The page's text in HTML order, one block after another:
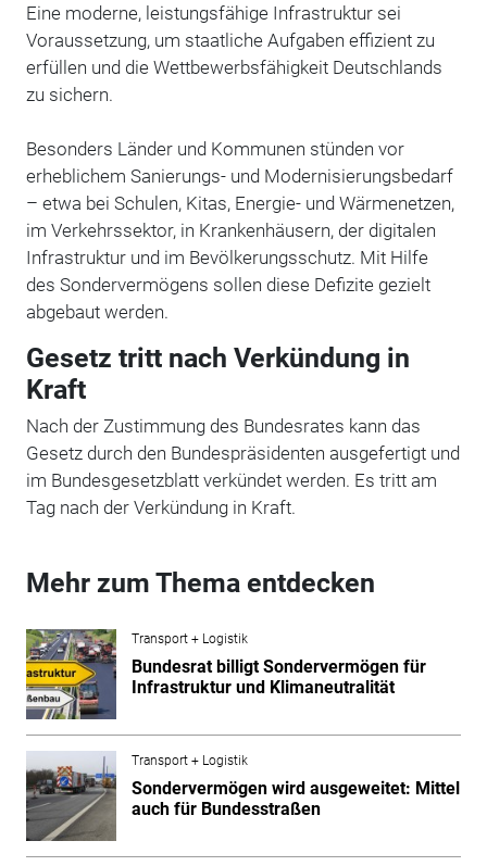
Eine moderne, leistungsfähige Infrastruktur sei
Voraussetzung, um staatliche Aufgaben effizient zu
erfüllen und die Wettbewerbsfähigkeit Deutschlands
zu sichern.
Besonders Länder und Kommunen stünden vor
erheblichem Sanierungs- und Modernisierungsbedarf
– etwa bei Schulen, Kitas, Energie- und Wärmenetzen,
im Verkehrssektor, in Krankenhäusern, der digitalen
Infrastruktur und im Bevölkerungsschutz. Mit Hilfe
des Sondervermögens sollen diese Defizite gezielt
abgebaut werden.
Gesetz tritt nach Verkündung in
Kraft
Nach der Zustimmung des Bundesrates kann das
Gesetz durch den Bundespräsidenten ausgefertigt und
im Bundesgesetzblatt verkündet werden. Es tritt am
Tag nach der Verkündung in Kraft.
Mehr zum Thema entdecken
Transport + Logistik
Bundesrat billigt Sondervermögen für
Infrastruktur und Klimaneutralität
Transport + Logistik
Sondervermögen wird ausgeweitet: Mittel
auch für Bundesstraßen